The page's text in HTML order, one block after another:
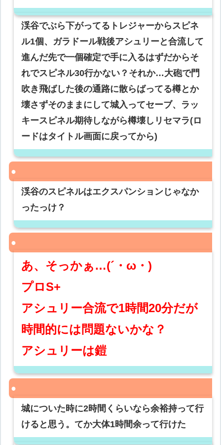
渓谷でぶら下がってるトレジャーからスピネ
ル1個、ガラドール戦後アシュリーと合流して
進んだ先で一個確定で手に入るはずだからそ
れでスピネル30行かない？それか…大砲で門
吹き飛ばした後の通路に散らばってる樽とか
壊さずそのままにして城入ってセーブ、ラッ
キースピネル期待しながら樽壊しリセマラ(ロ
ードはタイトル画面に戻ってから)
渓谷のスピネルはエクスパンションじゃなか
ったっけ？
あ、そっかぁ…(´・ω・)
プロS+
アシュリー合流で1時間20分だが
時間的には問題ないかな？
アシュリーは鎧
城についた時に2時間くらいなら余裕持って行
けると思う。てか大体1時間余って行けた